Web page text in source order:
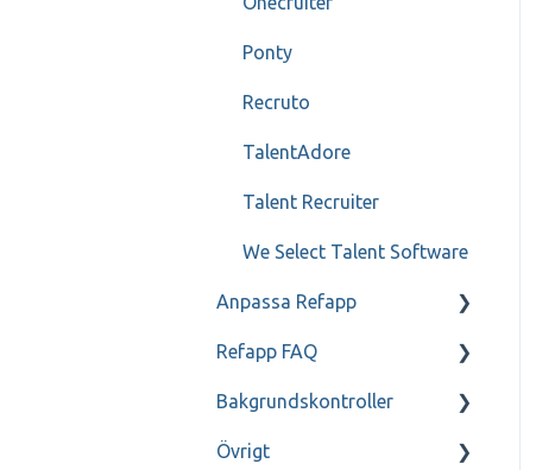
Ponty
Recruto
TalentAdore
Talent Recruiter
We Select Talent Software
Anpassa Refapp
Enbart för
administratörer - SSO
Refapp FAQ
Persondatapolicy
Referensfrågor
Bakgrundskontroller
FAQ
Övrigt